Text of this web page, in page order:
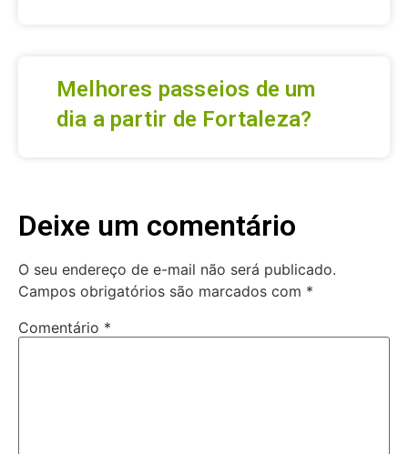
Melhores passeios de um
dia a partir de Fortaleza?
Deixe um comentário
O seu endereço de e-mail não será publicado.
Campos obrigatórios são marcados com *
Comentário *